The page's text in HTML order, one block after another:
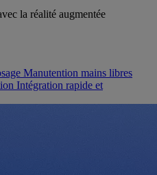
la réalité augmentée
Manutention mains libres
Intégration rapide et